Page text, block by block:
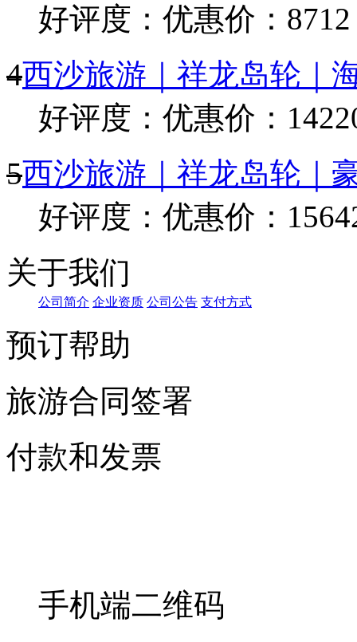
好评度： 优惠价：8712
4西沙旅游｜祥龙岛轮｜
好评度： 优惠价：
5西沙旅游｜祥龙岛轮｜
好评度： 优惠价：
关于我们
公司简介 企业资质 公司公告 支付方式
预订帮助
旅游合同签署
付款和发票
手机端二维码